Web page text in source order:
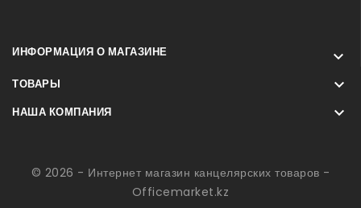
ИНФОРМАЦИЯ О МАГАЗИНЕ 
ТОВАРЫ 
НАША КОМПАНИЯ 
© 2026 - Интернет магазин канцелярских товаров -
Officemarket.kz